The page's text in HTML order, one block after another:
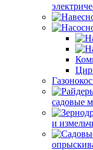
садовые
и